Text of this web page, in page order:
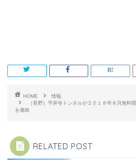
HOME
情報
［長野］平井寺トンネルが２０１８年８月無料
を連絡
RELATED POST